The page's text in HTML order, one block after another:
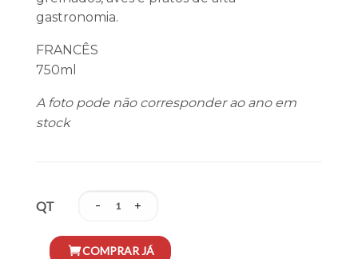
gastronomia.
FRANCÊS
750ml
A foto pode não corresponder ao ano em
stock
QT